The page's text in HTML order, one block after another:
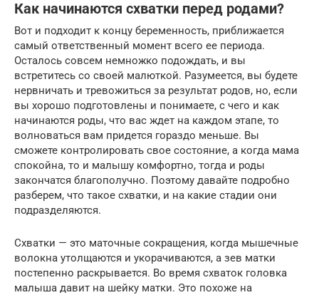
Как начинаются схватки перед родами?
Вот и подходит к концу беременность, приближается
самый ответственный момент всего ее периода.
Осталось совсем немножко подождать, и вы
встретитесь со своей малюткой. Разумеется, вы будете
нервничать и тревожиться за результат родов, но, если
вы хорошо подготовлены и понимаете, с чего и как
начинаются роды, что вас ждет на каждом этапе, то
волноваться вам придется гораздо меньше. Вы
сможете контролировать свое состояние, а когда мама
спокойна, то и малышу комфортно, тогда и роды
закончатся благополучно. Поэтому давайте подробно
разберем, что такое схватки, и на какие стадии они
подразделяются.
Схватки — это маточные сокращения, когда мышечные
волокна утолщаются и укорачиваются, а зев матки
постепенно раскрывается. Во время схваток головка
малыша давит на шейку матки. Это похоже на